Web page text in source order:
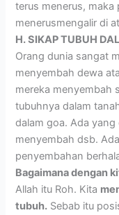
terus menerus, maka
menerusmengalir di
H. SIKAP TUBUH
Orang dunia sangat
menyembah dewa
mereka menyembah
tubuhnya dalam
dalam goa. Ada
menyembah dsb.
penyembahan
Bagaimana dengan
Allah itu Roh. Kita
tubuh. Sebab itu